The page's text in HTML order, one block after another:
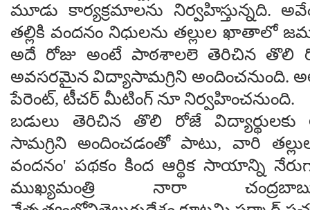
మూడు కార్యక్రమాలను నిర్వహిస్తున్నది.
తల్లికి వందనం నిధులను తల్లుల ఖాతాలో
అదే రోజు అంటే పాఠశాలలె తెరిచిన తొలి
అవసరమైన విద్యాసామగ్రిని అందించనుంది.
పేరెంట్, టీచర్ మీటింగ్ నూ నిర్వహించనుంది.
బడులు తెరిచిన తొలి రోజే
సామగ్రిని అందించడంతో పాటు, వారి
వందనం' పథకం కింద ఆర్థిక సాయాన్ని
ముఖ్యమంత్రి నారా